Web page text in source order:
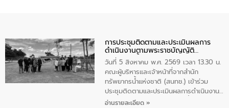
การประชุมติดตามและประเมินผลการ
ดำเนินงานตามพระราชบัญญัติ
ทรัพยากรน้ำ พ.ศ. 2561 ประจำ
ปีงบประมาณ พ.ศ. 2569
วันที่ 5 สิงหาคม พ.ศ. 2569 เวลา 13.30 น.
คณะผู้บริหารและเจ้าหน้าที่จากสำนัก
ทรัพยากรน้ำแห่งชาติ (สนทช.) เข้าร่วม
ประชุมติดตามและประเมินผลการดำเนินงาน
ตามพระราชบัญญัติทรัพยากรน้ำ พ.ศ. 2561
อ่านรายละเอียด »